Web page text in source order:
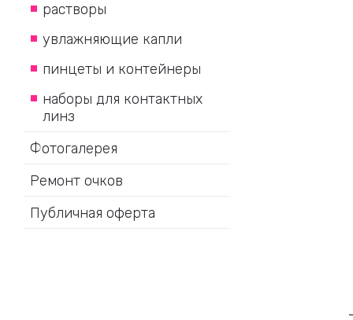
растворы
увлажняющие капли
пинцеты и контейнеры
наборы для контактных
линз
Фотогалерея
Ремонт очков
Публичная оферта